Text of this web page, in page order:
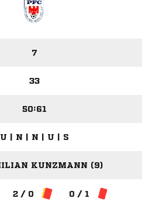
7
33
50:61
U | N | N | U | S
KUNZMANN (9)
2 / 0 0 / 1